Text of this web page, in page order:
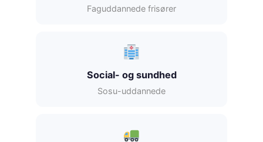
Faguddannede frisører
Social- og sundhed
Sosu-uddannede